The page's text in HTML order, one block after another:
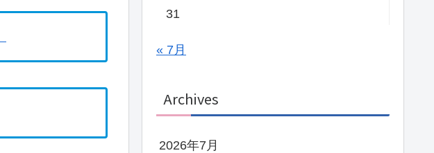
31
« 7月
Archives
2026年7月